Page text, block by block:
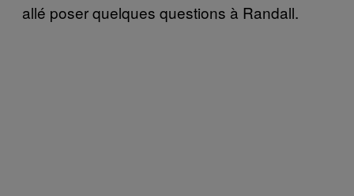
allé poser quelques questions à Randall.